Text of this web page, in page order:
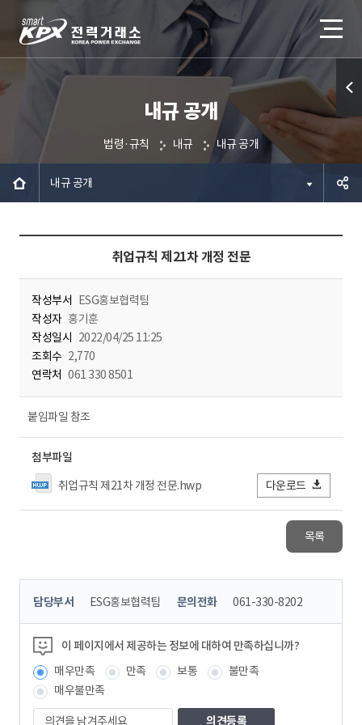
내규 공개
법령·규칙 내규 내규 공개
내규 공개
취업규칙 제21차 개정 전문
작성부서 ESG홍보협력팀
작성자 홍기훈
작성일시 2022/04/25 11:25
조회수 2,770
연락처 061 330 8501
붙임파일 참조
첨부파일
취업규칙 제21차 개정 전문.hwp
다운로드
목록
콘
츠
정
보
책
임
자
담당부서 ESG홍보협력팀 문의전화 061-330-8202
이 페이지에서 제공하는 정보에 대하여 만족하십니까?
매우만족
만족 보통
불만족
매우불만족
의
퀵메